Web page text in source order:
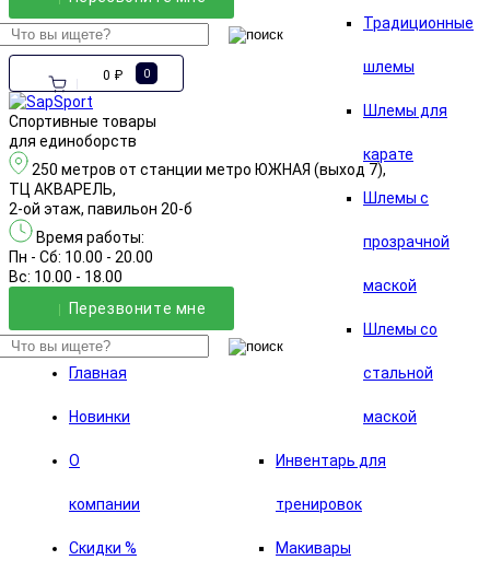
0 ₽ 0
Спортивные товары
для единоборств
250 метров от станции метро ЮЖНАЯ (выход 7),
ТЦ АКВАРЕЛЬ,
2-ой этаж, павильон 20-б
Время работы:
Пн - Сб: 10.00 - 20.00
Вс: 10.00 - 18.00
Перезвонитe мне
Главная
Новинки
О
компании
Скидки %
Традиционные
шлемы
Шлемы для
карате
Шлемы с
прозрачной
маской
Шлемы со
стальной
маской
Инвентарь для
тренировок
Макивары